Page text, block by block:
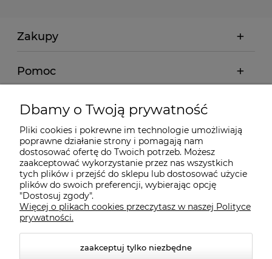
Zakupy
Pomoc
Moje konto
Informacje
O nas
Kontakt
Dbamy o Twoją prywatność
Pliki cookies i pokrewne im technologie umożliwiają
poprawne działanie strony i pomagają nam
dostosować ofertę do Twoich potrzeb. Możesz
zaakceptować wykorzystanie przez nas wszystkich
tych plików i przejść do sklepu lub dostosować użycie
plików do swoich preferencji, wybierając opcję
"Dostosuj zgody".
Więcej o plikach cookies przeczytasz w naszej Polityce
prywatności.
zaakceptuj tylko niezbędne